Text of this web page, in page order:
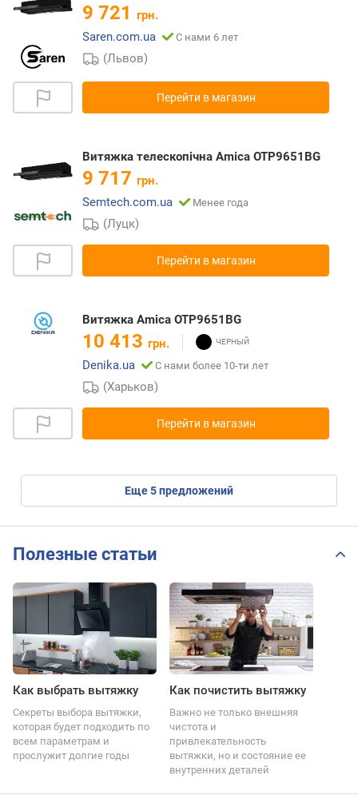
9 721 грн.
Saren.com.ua
С нами 6 лет
(Львов)
Перейти в магазин
Витяжка телескопічна Amica OTP9651BG
9 717 грн.
Semtech.com.ua
Менее года
(Луцк)
Перейти в магазин
Витяжка Amica OTP9651BG
10 413 грн.
Denika.ua
С нами более 10-ти лет
(Харьков)
Перейти в магазин
eще5предложений
Полезные статьи
Как выбрать вытяжку
Секреты выбора вытяжки,
которая будет подходить по
всем параметрам и
прослужит долгие годы
Как почистить вытяжку
Важно не только внешняя
чистота и
привлекательность
вытяжки, но и состояние ее
внутренних деталей